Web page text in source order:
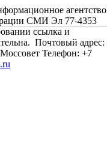
агентство
СМИ Эл 77-4353
ссылка и
Почтовый адрес:
Телефон: +7